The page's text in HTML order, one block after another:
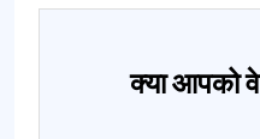
क्या आपको